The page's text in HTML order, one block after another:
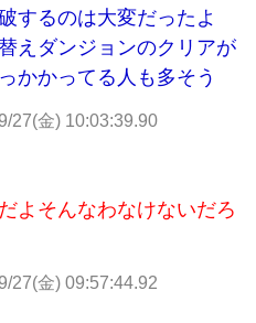
するのは大変だったよ
えダンジョンのクリアが
かかってる人も多そう
27(金) 10:03:39.90
よそんなわなけないだろ
27(金) 09:57:44.92